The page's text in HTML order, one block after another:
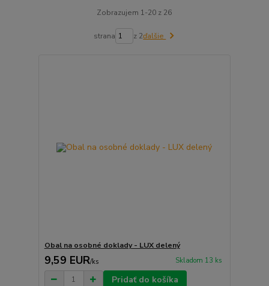
Zobrazujem 1-20 z 26
strana z 2ďalšie
Obal na osobné doklady - LUX delený
9,59 EUR/ks Skladom 13 ks
Pridať do košíka